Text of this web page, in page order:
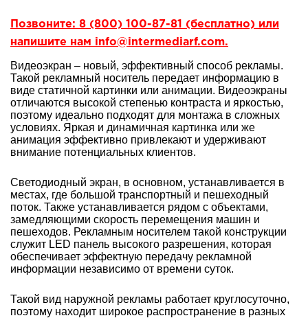
Позвоните: 8 (800) 100-87-81 (бесплатно) или
напишите нам info@intermediarf.com.
Видеоэкран – новый, эффективный способ рекламы.
Такой рекламный носитель передает информацию в
виде статичной картинки или анимации. Видеоэкраны
отличаются высокой степенью контраста и яркостью,
поэтому идеально подходят для монтажа в сложных
условиях. Яркая и динамичная картинка или же
анимация эффективно привлекают и удерживают
внимание потенциальных клиентов.
Светодиодный экран, в основном, устанавливается в
местах, где большой транспортный и пешеходный
поток. Также устанавливается рядом с объектами,
замедляющими скорость перемещения машин и
пешеходов. Рекламным носителем такой конструкции
служит LED панель высокого разрешения, которая
обеспечивает эффектную передачу рекламной
информации независимо от времени суток.
Такой вид наружной рекламы работает круглосуточно,
поэтому находит широкое распространение в разных